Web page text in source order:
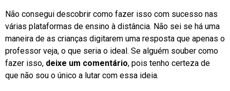
Não consegui descobrir como fazer isso com sucesso nas
várias plataformas de ensino à distância. Não sei se há uma
maneira de as crianças digitarem uma resposta que apenas o
professor veja, o que seria o ideal. Se alguém souber como
fazer isso, deixe um comentário, pois tenho certeza de
que não sou o único a lutar com essa ideia.